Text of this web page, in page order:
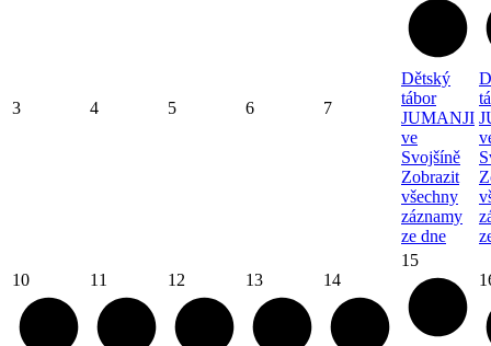
3 4 5 6 7
Dětský
tábor
JUMANJI
ve
Svojšíně
Zobrazit
všechny
záznamy
ze dne
10 11 12 13 14
15